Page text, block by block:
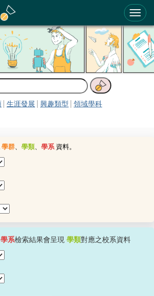
中育才輔助系統
生涯發展 興趣類型 領域學科
學群、 學類、 學系資料。
學系檢索結果會呈現 學類對應之校系資料